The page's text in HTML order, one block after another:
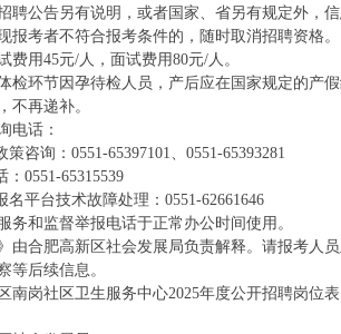
招聘公告另有说明，或者国家、省另有规定外，
报考者不符合报考条件的，随时取消招聘资格。
费用45元/人，面试费用80元/人。
体检环节因孕待检人员，产后应在国家规定的产
不再递补。
电话：
策咨询：0551-65397101、0551-65393281
：0551-65315539
名平台技术故障处理：0551-62661646
务和监督举报电话于正常办公时间使用。
由合肥高新区社会发展局负责解释。请报考人
等后续信息。
南岗社区卫生服务中心2025年度公开招聘岗位